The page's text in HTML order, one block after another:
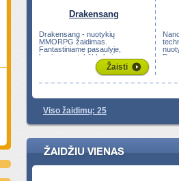
Drakensang
Drakensang - nuotykių
MMORPG žaidimas.
Fantastiniame pasaulyje,
kupiname stebūklų bei m...
Žaisti
Viso žaidimų: 25
ŽAIDŽIU VIENAS